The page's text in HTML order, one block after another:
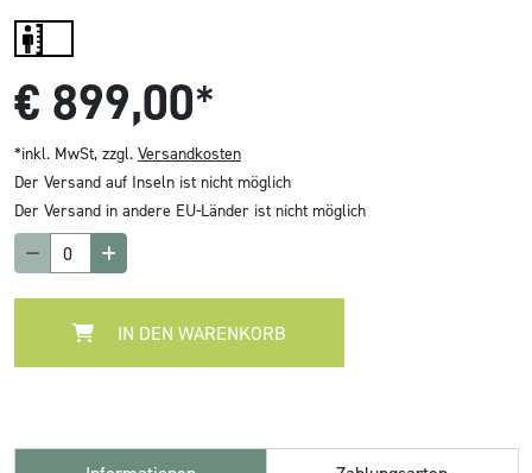
€ 899,00*
*inkl. MwSt, zzgl. Versandkosten
Der Versand auf Inseln ist nicht möglich
Der Versand in andere EU-Länder ist nicht möglich
IN DEN WARENKORB